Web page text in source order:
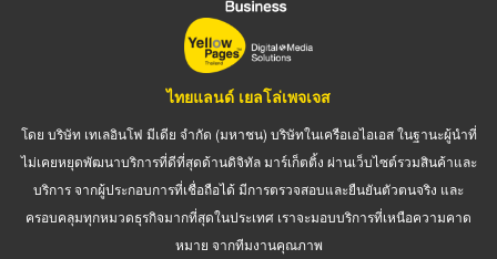
ไทยแลนด์ เยลโล่เพจเจส
โดย บริษัท เทเลอินโฟ มีเดีย จำกัด (มหาชน) บริษัทในเครือเอไอเอส ในฐานะผู้นำที่
ไม่เคยหยุดพัฒนาบริการที่ดีที่สุดด้านดิจิทัล มาร์เก็ตติ้ง ผ่านเว็บไซต์รวมสินค้าและ
บริการ จากผู้ประกอบการที่เชื่อถือได้ มีการตรวจสอบและยืนยันตัวตนจริง และ
ครอบคลุมทุกหมวดธุรกิจมากที่สุดในประเทศ เราจะมอบบริการที่เหนือความคาด
หมาย จากทีมงานคุณภาพ